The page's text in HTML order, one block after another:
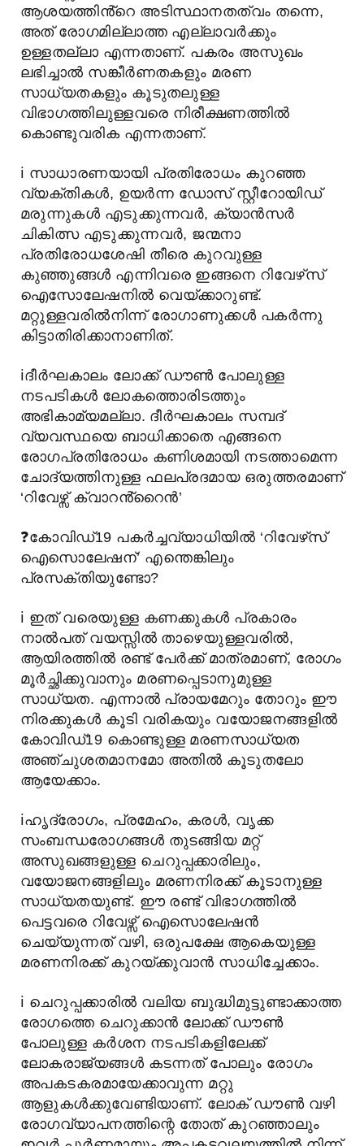
ആശയത്തിൻ്റെ അടിസ്ഥാനതത്വം തന്നെ,
അത് രോഗമില്ലാത്ത എല്ലാവർക്കും
ഉള്ളതല്ലാ എന്നതാണ്. പകരം അസുഖം
ലഭിച്ചാൽ സങ്കീർണതകളും മരണ
സാധ്യതകളും കൂടുതലുള്ള
വിഭാഗത്തിലുള്ളവരെ നിരീക്ഷണത്തിൽ
കൊണ്ടുവരിക എന്നതാണ്.
ℹ️ സാധാരണയായി പ്രതിരോധം കുറഞ്ഞ
വ്യക്തികൾ, ഉയർന്ന ഡോസ് സ്റ്റീറോയിഡ്
മരുന്നുകൾ എടുക്കുന്നവർ, ക്യാൻസർ
ചികിത്സ എടുക്കുന്നവർ, ജന്മനാ
പ്രതിരോധശേഷി തീരെ കുറവുള്ള
കുഞ്ഞുങ്ങൾ എന്നിവരെ ഇങ്ങനെ റിവേഴ്‌സ്
ഐസോലേഷനിൽ വെയ്ക്കാറുണ്ട്.
മറ്റുള്ളവരിൽനിന്ന് രോഗാണുക്കൾ പകർന്നു
കിട്ടാതിരിക്കാനാണിത്.
ℹ️ദീർഘകാലം ലോക്ക് ഡൗൺ പോലുള്ള
നടപടികൾ ലോകത്തൊരിടത്തും
അഭികാമ്യമല്ലാ. ദീർഘകാലം സമ്പദ്
വ്യവസ്ഥയെ ബാധിക്കാതെ എങ്ങനെ
രോഗപ്രതിരോധം കണിശമായി നടത്താമെന്ന
ചോദ്യത്തിനുള്ള ഫലപ്രദമായ ഒരുത്തരമാണ്
‘റിവേഴ്സ് ക്വാറൻ്റൈൻ’
❓കോവിഡ്19 പകർച്ചവ്യാധിയിൽ ‘റിവേഴ്‌സ്
ഐസൊലേഷന്’ എന്തെങ്കിലും
പ്രസക്തിയുണ്ടോ?
ℹ️ ഇത് വരെയുള്ള കണക്കുകൾ പ്രകാരം
നാൽപത് വയസ്സിൽ താഴെയുള്ളവരിൽ,
ആയിരത്തിൽ രണ്ട് പേർക്ക് മാത്രമാണ്, രോഗം
മൂർച്ഛിക്കുവാനും മരണപ്പെടാനുമുള്ള
സാധ്യത. എന്നാൽ പ്രായമേറും തോറും ഈ
നിരക്കുകൾ കൂടി വരികയും വയോജനങ്ങളിൽ
കോവിഡ്19 കൊണ്ടുള്ള മരണസാധ്യത
അഞ്ചുശതമാനമോ അതിൽ കൂടുതലോ
ആയേക്കാം.
ℹ️ഹൃദ്രോഗം, പ്രമേഹം, കരൾ, വൃക്ക
സംബന്ധരോഗങ്ങൾ തുടങ്ങിയ മറ്റ്
അസുഖങ്ങളുള്ള ചെറുപ്പക്കാരിലും,
വയോജനങ്ങളിലും മരണനിരക്ക് കൂടാനുള്ള
സാധ്യതയുണ്ട്. ഈ രണ്ട് വിഭാഗത്തിൽ
പെട്ടവരെ റിവേഴ്സ് ഐസൊലേഷൻ
ചെയ്യുന്നത് വഴി, ഒരുപക്ഷേ ആകെയുള്ള
മരണനിരക്ക് കുറയ്ക്കുവാൻ സാധിച്ചേക്കാം.
ℹ️ ചെറുപ്പക്കാരിൽ വലിയ ബുദ്ധിമുട്ടുണ്ടാക്കാത്ത
രോഗത്തെ ചെറുക്കാൻ ലോക്ക് ഡൗൺ
പോലുള്ള കർശന നടപടികളിലേക്ക്
ലോകരാജ്യങ്ങൾ കടന്നത് പോലും രോഗം
അപകടകരമായേക്കാവുന്ന മറ്റു
ആളുകള്ക്കുവേണ്ടിയാണ്. ലോക് ഡൗൺ വഴി
രോഗവ്യാപനത്തിന്റെ തോത് കുറഞ്ഞാലും